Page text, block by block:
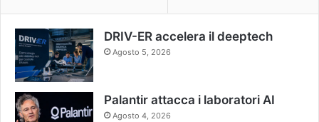
DRIV-ER accelera il deeptech
Agosto 5, 2026
Palantir attacca i laboratori AI
Agosto 4, 2026